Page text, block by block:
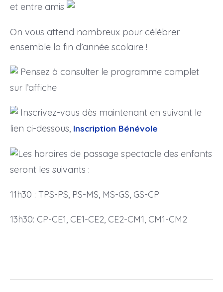
et entre amis
On vous attend nombreux pour célébrer
ensemble la fin d’année scolaire !
Pensez à consulter le programme complet
sur l’affiche
Inscrivez-vous dès maintenant en suivant le
lien ci-dessous, Inscription Bénévole
Les horaires de passage spectacle des enfants
seront les suivants :
11h30 : TPS-PS, PS-MS, MS-GS, GS-CP
13h30: CP-CE1, CE1-CE2, CE2-CM1, CM1-CM2